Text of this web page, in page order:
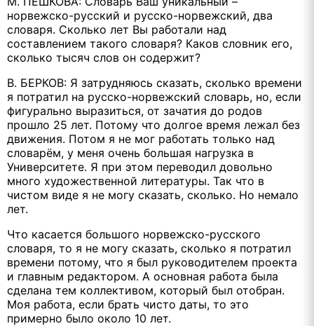
норвежско-русский и русско-норвежский, два
словаря. Сколько лет Вы работали над
составлением такого словаря? Каков словник его,
сколько тысяч слов он содержит?
В. БЕРКОВ: Я затрудняюсь сказать, сколько времени
я потратил на русско-норвежский словарь, но, если
фигурально выразиться, от зачатия до родов
прошло 25 лет. Потому что долгое время лежал без
движения. Потом я не мог работать только над
словарём, у меня очень большая нагрузка в
Университете. Я при этом переводил довольно
много художественной литературы. Так что в
чистом виде я не могу сказать, сколько. Но немало
лет.
Что касается большого норвежско-русского
словаря, то я не могу сказать, сколько я потратил
времени потому, что я был руководителем проекта
и главным редактором. А основная работа была
сделана тем коллективом, который был отобран.
Моя работа, если брать чисто даты, то это
примерно было около 10 лет.